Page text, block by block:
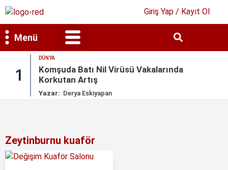
Giriş Yap / Kayıt Ol
Menü
1
DÜNYA
Komşuda Batı Nil Virüsü Vakalarında
Korkutan Artış
Yazar: Derya Eskiyapan
Zeytinburnu kuaför